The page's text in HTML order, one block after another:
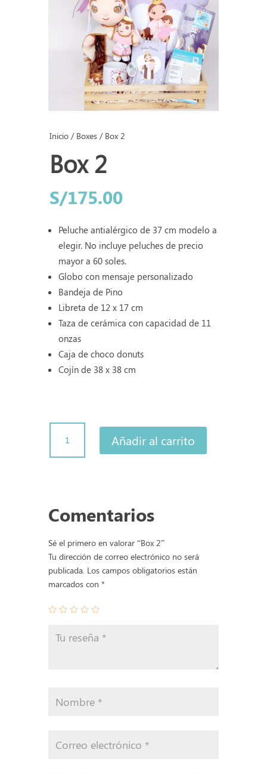
Inicio/ Boxes/ Box 2
Box 2
S/175.00
Peluche antialérgico de 37 cm modelo a
elegir. No incluye peluches de precio
mayor a 60 soles.
Globo con mensaje personalizado
Bandeja de Pino
Libreta de 12 x 17 cm
Taza de cerámica con capacidad de 11
onzas
Caja de choco donuts
Cojín de 38 x 38 cm
cantidad
Añadir al carrito
Comentarios
Sé el primero en valorar “Box 2”
Tu dirección de correo electrónico no será
publicada. Los campos obligatorios están
marcados con *